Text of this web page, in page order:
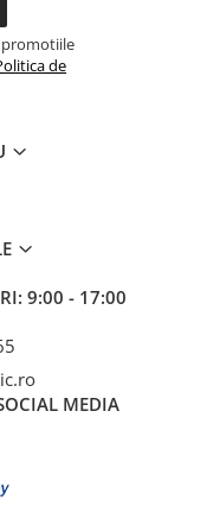
promotiile
de
9:00 - 17:00
MEDIA